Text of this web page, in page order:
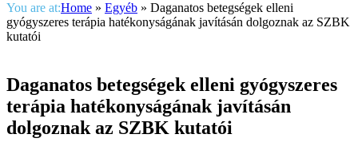
You are at:Home » Egyéb » Daganatos betegségek elleni
gyógyszeres terápia hatékonyságának javításán dolgoznak az SZBK
kutatói
Daganatos betegségek elleni gyógyszeres
terápia hatékonyságának javításán
dolgoznak az SZBK kutatói